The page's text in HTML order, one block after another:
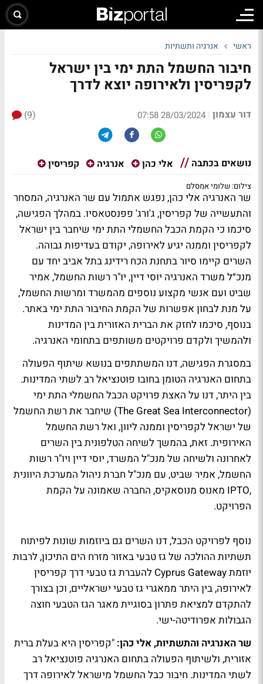
ראשי אנרגיה ותשתיות
חיבור החשמל התת ימי בין ישראל
לקפריסין ולאירופה יוצא לדרך
דור עצמון |
28/03/2024 07:58
(9)
נושאים בכתבה אלי כהן אנרגיה קפריסין
צילום: שלומי אמסלם
שר האנרגיה אלי כהן, נפגש אתמול עם שר האנרגיה, המסחר
והתעשייה של קפריסין, ג'ורג' פפנסטאסיו. במהלך הפגישה,
סיכמו כי הקמת הכבל החשמלי התת ימי שיחבר בין ישראל
לקפריסין וממנה יגיע לאירופה, יקודם בעדיפות גבוהה.
השרים קיימו ‎סיור בתחנת הכח רידינג בתל אביב יחד עם
מנכ״ל משרד האנרגיה יוסי דיין, יו"ר רשות החשמל, אמיר
שביט ועם אנשי מקצוע נוספים מהמשרד ומרשות החשמל,
על מנת לבחון אפשרות של הקמת החיבור התת ימי באתר.
בנוסף, סיכמו לחזק את הברית האזורית בין המדינות
ולהמשיך ולקדם פרויקטים משותפים בתחומי האנרגיה.
במסגרת הפגישה, דנו המשתתפים בנושא שיתוף הפעולה
בתחום האנרגיה הטומן בחובו פוטנציאל רב לשתי המדינות.
בין היתר, דנו על האצת פרויקט הכבל החשמלי התת ימי
(The Great Sea Interconnector) שיחבר את רשת החשמל
של ישראל לקפריסין וממנה ליוון, ואל רשת החשמל
האירופית. זאת, בהמשך לשיחה הטלפונית בין השרים
לאחרונה ולשיחה של מנכ"ל המשרד, יוסי דיין ויו"ר רשות
החשמל, אמיר שביט, עם מנכ"ל חברת ניהול המערכת היוונית
,IPTO מאנוס מנוסאקיס, החברה שאמונה על הקמת
הפרויקט.
נוסף לפרויקט הכבל, דנו השרים גם ביוזמות שונות לפיתוח
תשתיות ההולכה של גז טבעי באזור מזרח הים התיכון, לרבות
יוזמת Cyprus Gateway להעברת גז טבעי דרך קפריסין
לאירופה, בין היתר ממאגרי גז טבעי ישראליים, וכן בצורך
להתקדם למציאת פתרון בסוגיית מאגר הגז הטבעי חוצה
הגבולות אפרודיטה-ישי.
שר האנרגיה והתשתיות, אלי כהן: "קפריסין היא בעלת ברית
אזורית, ולשיתוף הפעולה בתחום האנרגיה פוטנציאל רב
לשתי המדינות. חיבור כבל החשמל מישראל לאירופה דרך